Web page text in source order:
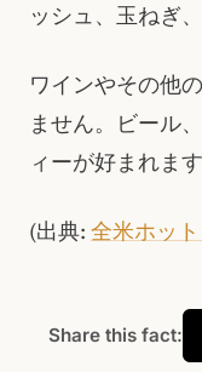
ッシュ、玉ねぎ
ワインやその他
ません。ビール
ィーが好まれます
(出典: 全米ホッ
Share this fact: